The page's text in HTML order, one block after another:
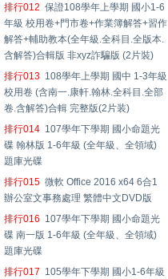
排行012 保證108學年上學期 國小1-6
年級 校用卷+門市卷+作業簿解答+習作
解答+輔助教本(全年級.全科目.全版本.
含解答)合輯版 非xyz詐騙版 (2片裝)
排行013 108學年上學期 國中 1-3年級
校用卷 (含南一.康軒.翰林.全科目.全部
卷.含解答)合輯 完整版(2片装)
排行014 107學年下學期 國小命題光
碟 翰林版 1-6年級 (全年級、全領域)
題庫光碟
排行015 微軟 Office 2016 x64 6合1
辦公室文事務處理 繁體中文DVD版
排行016 107學年下學期 國小命題光
碟 南一版 1-6年級 (全年級、全領域)
題庫光碟
排行017 105學年下學期 國小1-6年級